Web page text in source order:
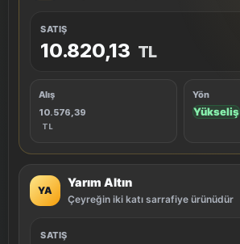
SATIŞ
10.820,13 TL
Alış
10.576,39
TL
Yön
Yükseliş
YA
Yarım Altın
Çeyreğin iki katı sarrafiye ürünüdür
SATIŞ